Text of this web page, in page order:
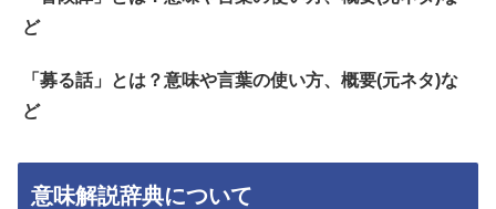
ど
「募る話」とは？意味や言葉の使い方、概要(元ネタ)な
ど
意味解説辞典について